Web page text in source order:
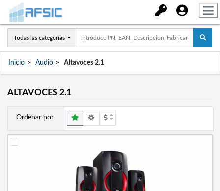
Todas las categorías
Inicio Audio Altavoces 2.1
ALTAVOCES 2.1
Ordenar por